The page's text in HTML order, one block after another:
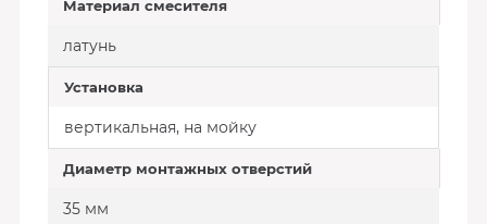
Материал смесителя
латунь
Установка
вертикальная, на мойку
Диаметр монтажных отверстий
35 мм